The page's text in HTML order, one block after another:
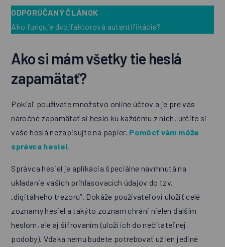
ODPORÚČANÝ ČLÁNOK
Ako funguje dvojfaktorová autentifikácia?
Ako si mám všetky tie heslá
zapamätať?
Pokiaľ používate množstvo online účtov a je pre vás
náročné zapamätať si heslo ku každému z nich, určite si
vaše heslá nezapisujte na papier. Pomôcť vám môže
správca hesiel.
Správca hesiel je aplikácia špeciálne navrhnutá na
ukladanie vašich prihlasovacích údajov do tzv.
„digitálneho trezoru“. Dokáže používateľovi uložiť celé
zoznamy hesiel a takýto zoznam chráni nielen ďalším
heslom, ale aj šifrovaním (uloží ich do nečitateľnej
podoby). Vďaka nemu budete potrebovať už len jediné